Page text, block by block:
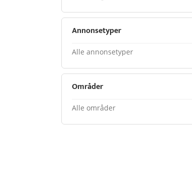
Annonsetyper
Alle annonsetyper
Områder
Alle områder